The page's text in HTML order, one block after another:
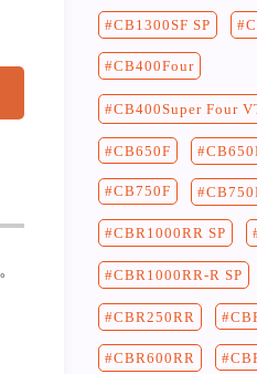
CB1300SF SP
CB400Four
CB400Super Four
CB650F
CB750F
CBR1000RR SP
CBR1000RR-R SP
CBR250RR
CBR600RR